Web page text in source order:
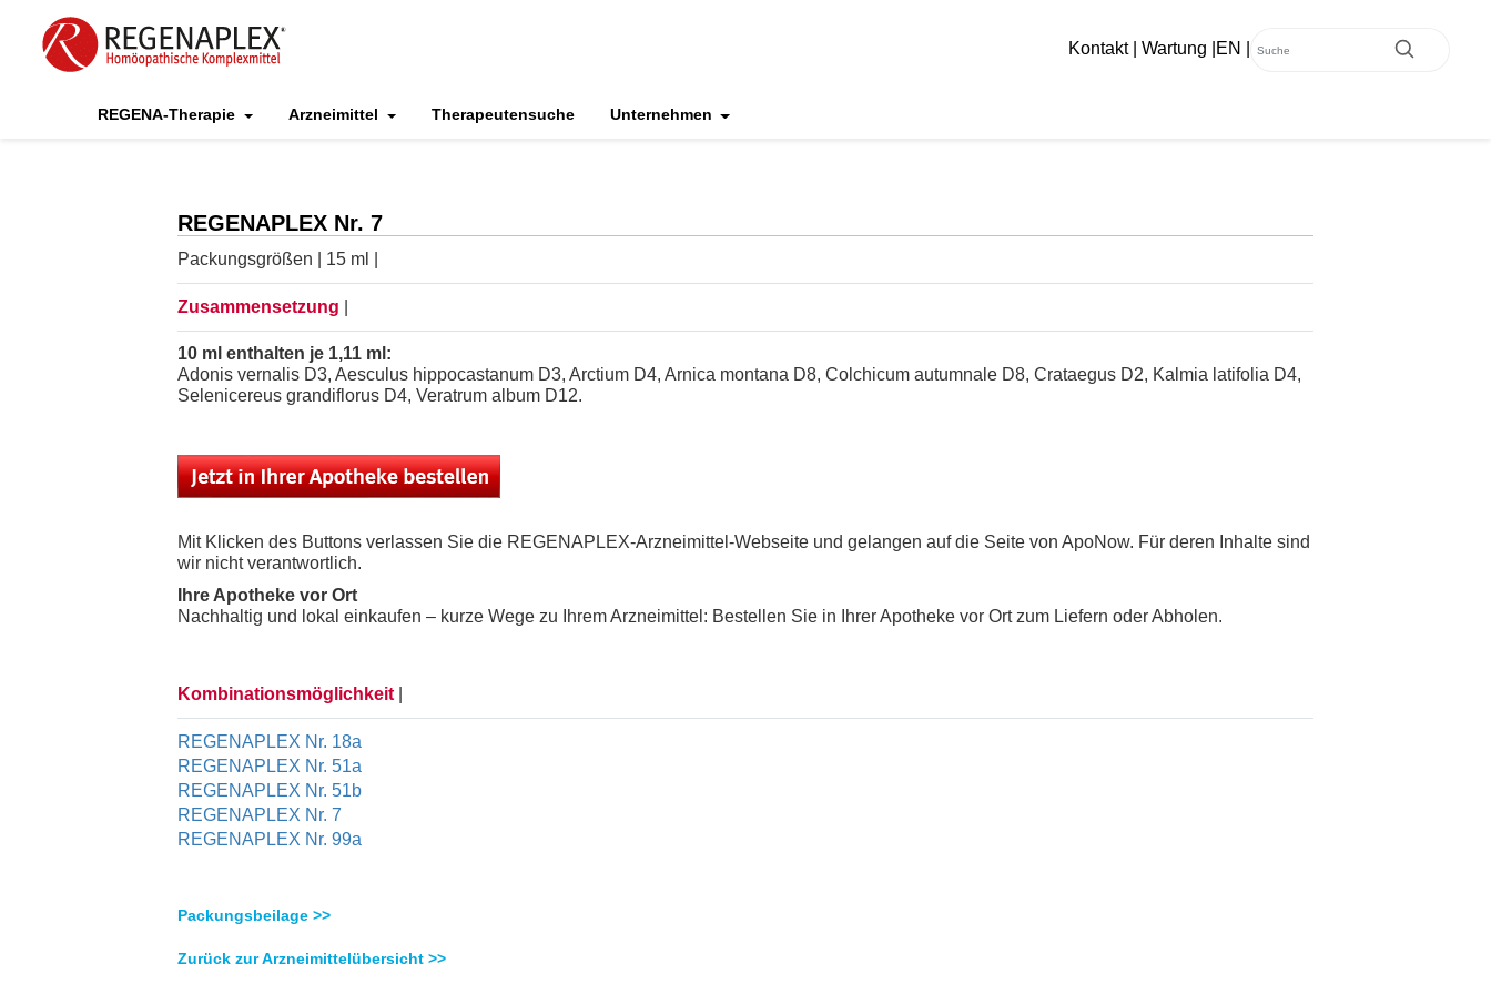
Kontakt| Wartung EN
REGENA-Therapie Arzneimittel Therapeutensuche Unternehmen
REGENAPLEX Nr. 7
Packungsgrößen | 15 ml |
Zusammensetzung
10 ml enthalten je 1,11 ml:
Adonis vernalis D3, Aesculus hippocastanum D3, Arctium D4, Arnica montana D8, Colchicum autumnale D8, Crataegus D2, Kalmia latifolia D4,
Selenicereus grandiflorus D4, Veratrum album D12.
Mit Klicken des Buttons verlassen Sie die REGENAPLEX-Arzneimittel-Webseite und gelangen auf die Seite von ApoNow. Für deren Inhalte sind
wir nicht verantwortlich.
Ihre Apotheke vor Ort
Nachhaltig und lokal einkaufen – kurze Wege zu Ihrem Arzneimittel: Bestellen Sie in Ihrer Apotheke vor Ort zum Liefern oder Abholen.
Kombinationsmöglichkeit
REGENAPLEX Nr. 18a
REGENAPLEX Nr. 51a
REGENAPLEX Nr. 51b
REGENAPLEX Nr. 7
REGENAPLEX Nr. 99a
Packungsbeilage >>
Zurück zur Arzneimittelübersicht >>